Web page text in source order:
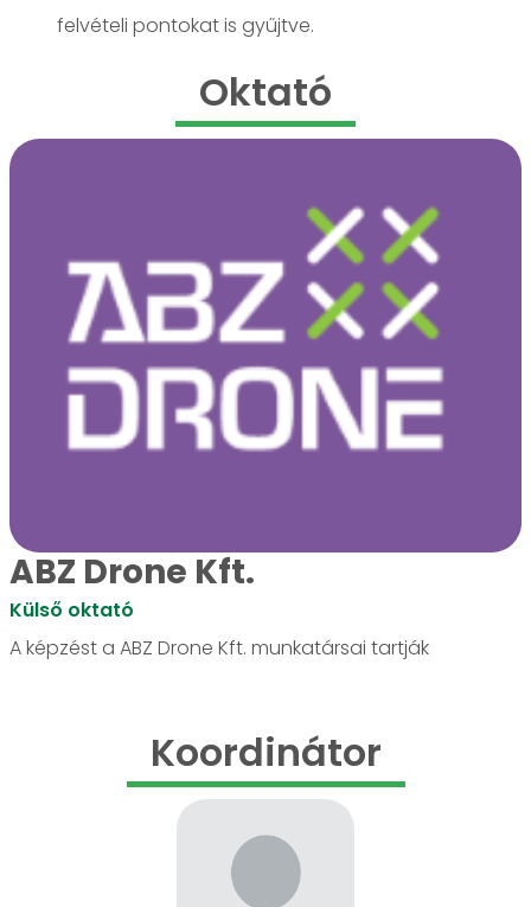
felvételi pontokat is gyűjtve.
Oktató
ABZ Drone Kft.
Külső oktató
A képzést a ABZ Drone Kft. munkatársai tartják
Koordinátor